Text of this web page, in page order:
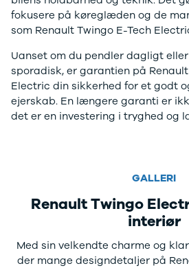
elbil
Elbiler på vej
Finansiering
og billån
Forsikring
Udlevering
af ny bil
køre
elektrisk?Vi
har et bredt
udvalg af
brugte
elbiler. Se de
populære
modeller her.
fokusere på køreglæden og de
som Renault Twingo E-Tech
Uanset om du pendler dagligt
sporadisk, er garantien på
Electric din sikkerhed for et godt
ejerskab. En længere garanti er
det er en investering i tryghed og
GALLERI
Renault Twingo
interiør
Med sin velkendte charme og
der mange designdetaljer på